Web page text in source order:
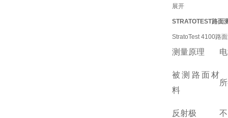
展开
STRATOTEST路面
StratoTest 4100路
测量原理
被测路面材
料
反射极